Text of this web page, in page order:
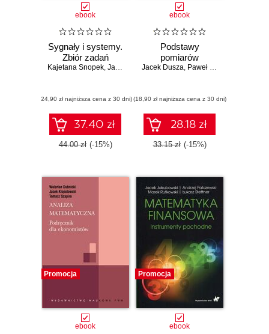
ebook
Sygnały i systemy.
Zbiór zadań
Kajetana Snopek, Jacek Wojciechowski
(24,90 zł najniższa cena z 30 dni)
37.40 zł
44.00 zł (-15%)
ebook
Podstawy
pomiarów
Jacek Dusza, Paweł Gąsior
(18,90 zł najniższa cena z 30 dni)
28.18 zł
33.15 zł (-15%)
Promocja
ebook
Promocja
ebook